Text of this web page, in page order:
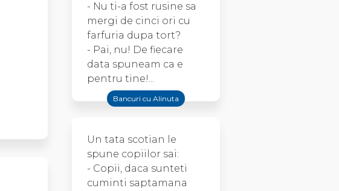
- Nu ti-a fost rusine sa
mergi de cinci ori cu
farfuria dupa tort?
- Pai, nu! De fiecare
data spuneam ca e
pentru tine!...
Bancuri cu Alinuta
Un tata scotian le
spune copiilor sai:
- Copii, daca sunteti
cuminti saptamana